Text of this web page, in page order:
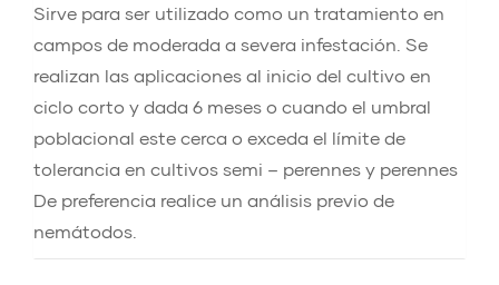
Sirve para ser utilizado como un tratamiento en
campos de moderada a severa infestación. Se
realizan las aplicaciones al inicio del cultivo en
ciclo corto y dada 6 meses o cuando el umbral
poblacional este cerca o exceda el límite de
tolerancia en cultivos semi – perennes y perennes
De preferencia realice un análisis previo de
nemátodos.